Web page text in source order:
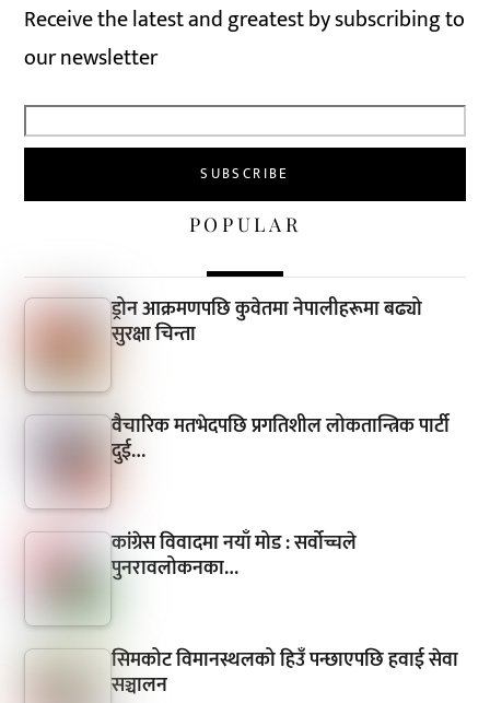
Receive the latest and greatest by subscribing to
our newsletter
POPULAR
ड्रोन आक्रमणपछि कुवेतमा नेपालीहरूमा बढ्यो
सुरक्षा चिन्ता
वैचारिक मतभेदपछि प्रगतिशील लोकतान्त्रिक पार्टी
दुई…
कांग्रेस विवादमा नयाँ मोड : सर्वोच्चले
पुनरावलोकनका…
सिमकोट विमानस्थलको हिउँ पन्छाएपछि हवाई सेवा
सञ्चालन